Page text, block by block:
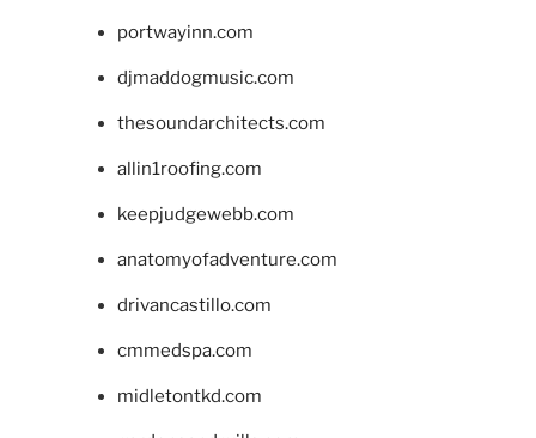
portwayinn.com
djmaddogmusic.com
thesoundarchitects.com
allin1roofing.com
keepjudgewebb.com
anatomyofadventure.com
drivancastillo.com
cmmedspa.com
midletontkd.com